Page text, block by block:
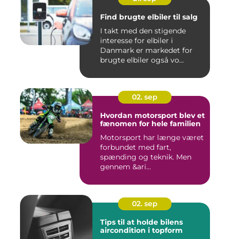
Find brugte elbiler til salg
I takt med den stigende
interesse for elbiler i
Danmark er markedet for
brugte elbiler også vo...
02. sep
Hvordan motorsport blev et
fænomen for hele familien
Motorsport har længe været
forbundet med fart,
spænding og teknik. Men
gennem &ari...
02. sep
Tips til at holde bilens
aircondition i topform